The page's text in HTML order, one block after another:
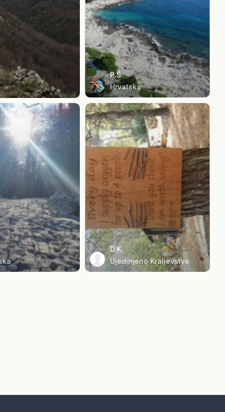
P.Š.
Hrvatska
D.K.
Ujedinjeno Kraljevstvo